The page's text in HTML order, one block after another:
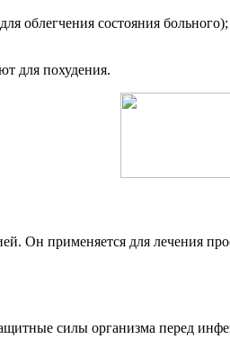
облегчения состояния больного);
для похудения.
Он применяется для лечения
силы организма перед